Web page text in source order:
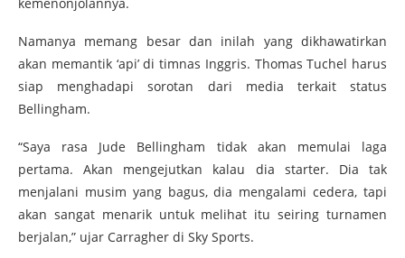
Namanya memang besar dan inilah yang dikhawatirkan
akan memantik ‘api’ di timnas Inggris. Thomas Tuchel harus
siap menghadapi sorotan dari media terkait status
Bellingham.
“Saya rasa Jude Bellingham tidak akan memulai laga
pertama. Akan mengejutkan kalau dia starter. Dia tak
menjalani musim yang bagus, dia mengalami cedera, tapi
akan sangat menarik untuk melihat itu seiring turnamen
berjalan,” ujar Carragher di Sky Sports.